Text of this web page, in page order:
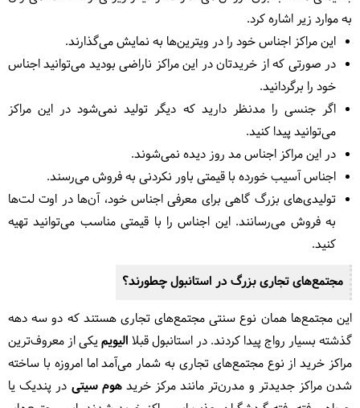
به موارد زیر اشاره کرد.
این مراکز اجناس خود را در ویترین‌‌ها به نمایش می‌گذارند.
در صورتی که از خریدتان در این مراکز ناراضی بودید می‌توانید اجناس
خود را برگردانید.
اگر جنسی را مدنظر دارید که دیگر تولید نمی‌شود در این مراکز
می‌توانید پیدا کنید.
در این مراکز اجناس مد روز دیده نمی‌شوند.
اجناس آسیب خورده با قیمتی باور نکردنی به فروش می‌رسند.
تولیدی‌های بزرگ گاهی برای معرفی اجناس خود، آن‌ها در اوت لت‌ها
به فروش می‌رسانند. این اجناس را با قیمتی مناسب می‌توانید تهیه
کنید.
مجتمع‌های تجاری بزرگ در استانبول چطورند؟
این مجتمع‌ها همان نوع سنتی مجتمع‌های تجاری هستند که دو سه دهه
گذشته بسیار رواج پیدا کردند. در استانبول قبلا الیویمیکی از معروف‌ترین
مراکز خرید از نوع مجتمع‌های تجاری به شمار می‌آمد اما امروزه با ساخته
شدن مراکز جدیدتر و مدرن‌تر مانند مرکز خریدهوم سیتی در پندیک یا